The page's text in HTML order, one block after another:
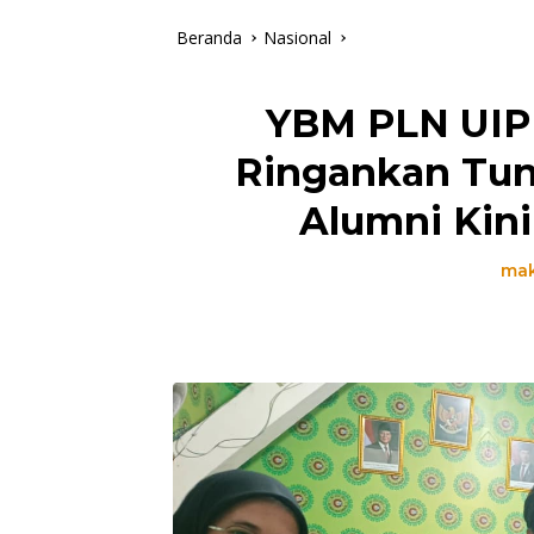
Beranda Nasional
YBM PLN
Ringankan
Alumni Kini